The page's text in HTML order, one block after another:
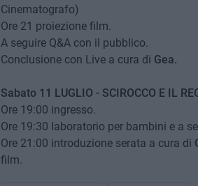
Cinematografo)
Ore 21 proiezione film.
A seguire Q&A con il pubblico.
Conclusione con Live a cura di Gea.
Sabato 11 LUGLIO - SCIROCCO E IL
Ore 19:00 ingresso.
Ore 19:30 laboratorio per bambini e a
Ore 21:00 introduzione serata a cura di
film.